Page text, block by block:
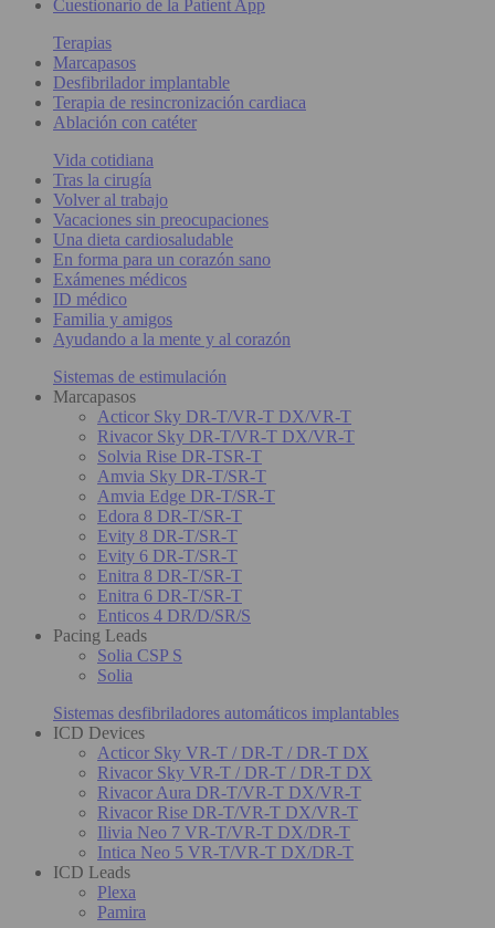
Cuestionario de la Patient App
Terapias
Marcapasos
Desfibrilador implantable
Terapia de resincronización cardiaca
Ablación con catéter
Vida cotidiana
Tras la cirugía
Volver al trabajo
Vacaciones sin preocupaciones
Una dieta cardiosaludable
En forma para un corazón sano
Exámenes médicos
ID médico
Familia y amigos
Ayudando a la mente y al corazón
Sistemas de estimulación
Marcapasos
Acticor Sky DR-T/VR-T DX/VR-T
Rivacor Sky DR-T/VR-T DX/VR-T
Solvia Rise DR-TSR-T
Amvia Sky DR-T/SR-T
Amvia Edge DR-T/SR-T
Edora 8 DR-T/SR-T
Evity 8 DR-T/SR-T
Evity 6 DR-T/SR-T
Enitra 8 DR-T/SR-T
Enitra 6 DR-T/SR-T
Enticos 4 DR/D/SR/S
Pacing Leads
Solia CSP S
Solia
Sistemas desfibriladores automáticos implantables
ICD Devices
Acticor Sky VR-T / DR-T / DR-T DX
Rivacor Sky VR-T / DR-T / DR-T DX
Rivacor Aura DR-T/VR-T DX/VR-T
Rivacor Rise DR-T/VR-T DX/VR-T
Ilivia Neo 7 VR-T/VR-T DX/DR-T
Intica Neo 5 VR-T/VR-T DX/DR-T
ICD Leads
Plexa
Pamira